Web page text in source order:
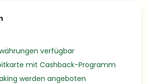
verfügbar
mit Cashback-Programm
werden angeboten